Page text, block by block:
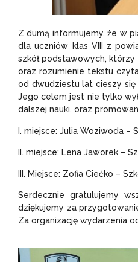
Z dumą informujemy, że w
dla uczniów klas VIII z
szkół podstawowych,
oraz rozumienie tekstu
od dwudziestu lat cieszy się
Jego celem jest nie tylko
dalszej nauki, oraz
I. miejsce: Julia Woziwoda –
II. miejsce: Lena Jaworek –
III. Miejsce: Zofia Ciećko –
Serdecznie gratulujemy
dziękujemy za
Za organizację wydarzenia